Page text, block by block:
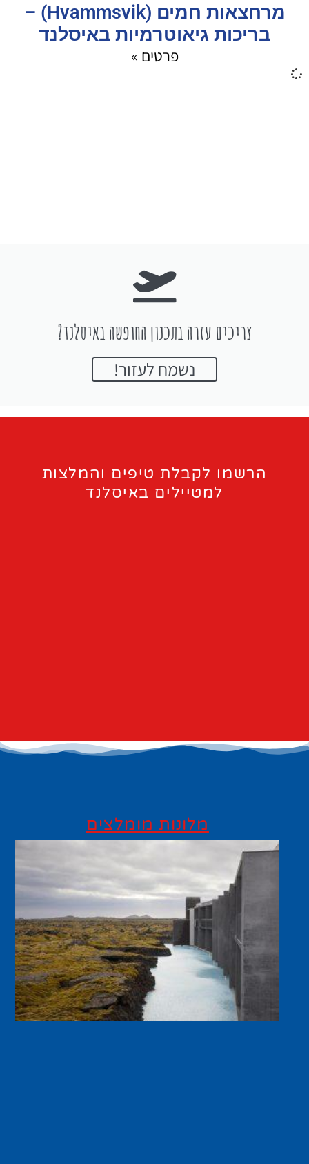
מרחצאות חמים (Hvammsvik) –
בריכות גיאוטרמיות באיסלנד
פרטים »
צריכים עזרה בתכנון החופשה באיסלנד?
נשמח לעזור!
הרשמו לקבלת טיפים והמלצות
למטיילים באיסלנד
מלונות מומלצים